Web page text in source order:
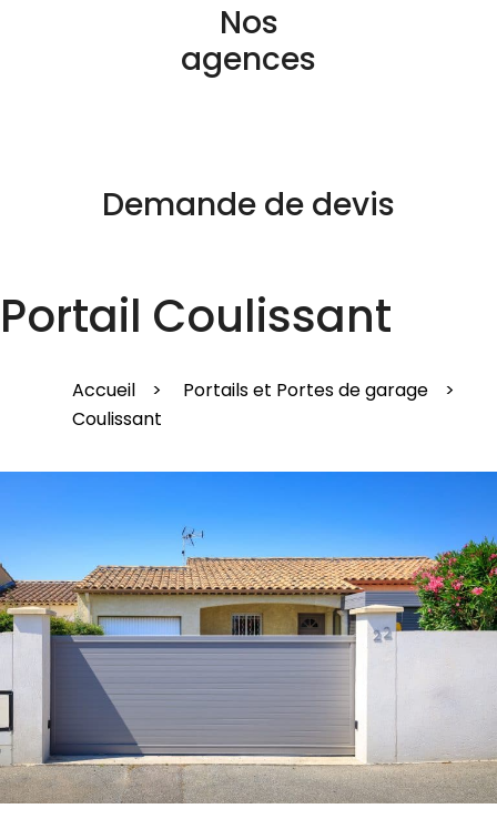
Nos
agences
Demande de devis
Portail Coulissant
Accueil > Portails et Portes de garage
>
Coulissant